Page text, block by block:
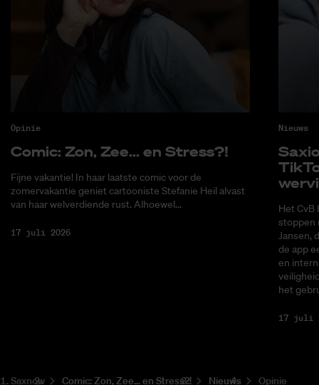
Opinie
Co­mic: Zon, Zee... en Stress?!
Fijne vakantie! In haar laatste comic voor de
zomervakantie geniet cartooniste Stefanie Heil alvast
van haar welverdiende rust. Alhoewel...
17 juli 2026
Nieuws
Het CvB
stoppen
Jansen,
de app
en
het
17 juli
Saxnow Co­mic: Zon, Zee... en Stress?! Nieuws
Opinie